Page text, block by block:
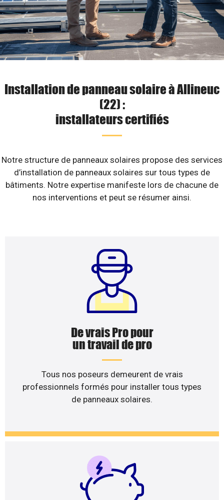
Installation de panneau solaire à Allineuc
(22) :
installateurs certifiés
Notre structure de panneaux solaires propose des services
d’installation de panneaux solaires sur tous types de
bâtiments. Notre expertise manifeste lors de chacune de
nos interventions et peut se résumer ainsi.
De vrais Pro pour
un travail de pro
Tous nos poseurs demeurent de vrais
professionnels formés pour installer tous types
de panneaux solaires.